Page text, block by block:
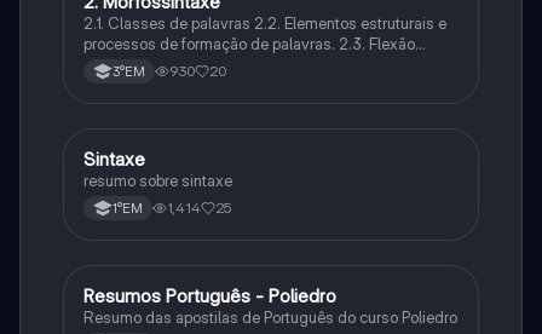
2.1. Classes de palavras 2.2. Elementos estruturais e
processos de formação de palavras. 2.3. Flexão
nominal e flexão verbal 2.4. Concordância nominal e
concordância verbal. 2.5. Regência nominal e
3°EM 930 20
Português
Sintaxe
resumo sobre sintaxe
1°EM 1,414 25
Português
Resumos Português - Poliedro
Resumo das apostilas de Português do curso Poliedro